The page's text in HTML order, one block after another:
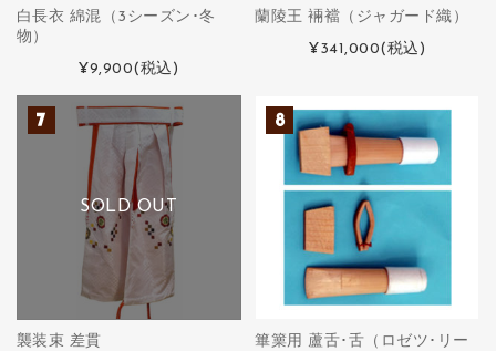
白長衣 綿混（3シーズン･冬
物）
¥9,900(税込)
蘭陵王 裲襠（ジャガード織）
¥341,000(税込)
SOLD OUT
襲装束 差貫
篳篥用 蘆舌･舌（ロゼツ･リー